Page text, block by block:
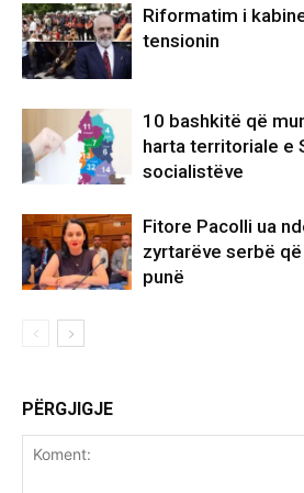
Riformatim i
tensionin
10 bashkitë që
harta territoriale e
socialistëve
Fitore Pacolli ua
zyrtarëve serbë
punë
PËRGJIGJE